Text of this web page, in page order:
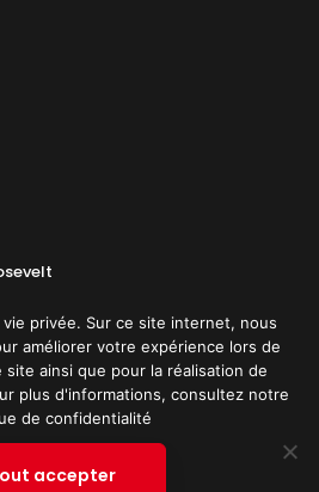
Politique de confidentialité
privée. Sur ce site internet, nous
améliorer votre expérience lors de
ainsi que pour la réalisation de
plus d'informations, consultez notre
de confidentialité
accepter